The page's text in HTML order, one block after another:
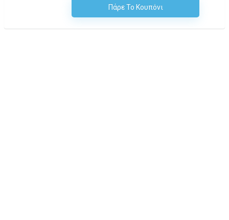
Πάρε Το Κουπόνι